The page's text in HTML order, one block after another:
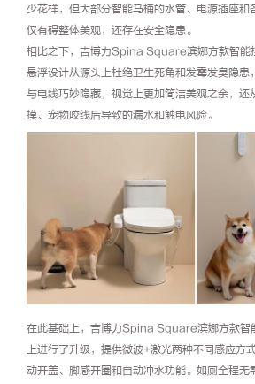
少花样，但大部分智能马桶的水管、电源插座和
仅有碍整体美观，还存在安全隐患。
相比之下，吉博力Spina Square滨娜方款智能
悬浮设计从源头上杜绝卫生死角和发霉发臭隐患
与电线巧妙隐藏，视觉上更加简洁美观之余，还
摸、宠物咬线后导致的漏水和触电风险。
在此基础上，吉博力Spina Square滨娜方款智
上进行了升级，提供微波+激光两种不同感应方
动开盖、脚感开圈和自动冲水功能。如厕全程无